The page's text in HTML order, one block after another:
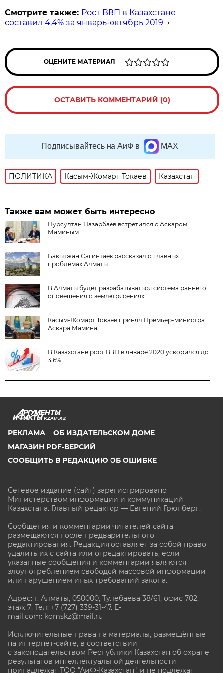
Смотрите также: Рост ВВП в Казахстане
составил 4,4% за январь-октябрь 2019 →
ОЦЕНИТЕ МАТЕРИАЛ
ОСТАВИТЬ КОММЕНТАРИЙ (0)
Подписывайтесь на АиФ в MAX
ПОЛИТИКА Касым-Жомарт Токаев Казахстан
Также вам может быть интересно
Нурсултан Назарбаев встретился с Аскаром
Маминым
Бакытжан Сагинтаев рассказал о главных
проблемах Алматы
В Алматы будет разрабатываться система раннего
оповещения о землетрясениях
Касым-Жомарт Токаев принял Премьер-министра
Аскара Мамина
В Казахстане рост ВВП в январе 2020 ускорился до
3,6%
KZAIF.KZ
РЕКЛАМА
ОБ ИЗДАТЕЛЬСКОМ ДОМЕ
МАГАЗИН PDF-ВЕРСИЙ
СООБЩИТЬ В РЕДАКЦИЮ ОБ ОШИБКЕ
Сетевое издание (сайт) зарегистрировано
Министерством информации и коммуникаций
Казахстана. Главный редактор — Евгений Грюнберг.
Сообщения и комментарии читателей сайта
размещаются после предварительного
редактирования. Редакция оставляет за собой право
удалить их с сайта или отредактировать, если
указанные сообщения и комментарии являются
злоупотреблением свободой массовой информации
или нарушением иных требований закона.
Адрес: г. Алматы, 050000, Тулебаева 38/61, офис 702,
этаж 7. Тел: +7 (727) 339-31-47. E-
mail.com: komskz@mail.ru
Исключительные права на материалы, размещённые
на интернет-сайте, в соответствии
с законодательством Республики Казахстан об охране
результатов интеллектуальной деятельности
принадлежат ТОО "АиФ-Казахстан", и не подлежат